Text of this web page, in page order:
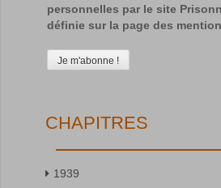
personnelles par le site
définie sur la page des
CHAPITRES
1939